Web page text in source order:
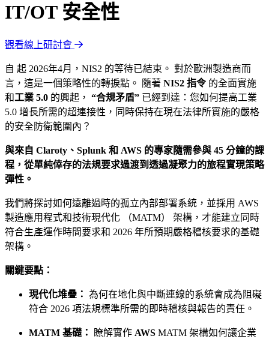
IT/OT 安全性
觀看線上研討會
自 起 2026年4月，NIS2 的等待已結束。 對於歐洲製造商而
言，這是一個策略性的轉捩點。 隨著 NIS2 指令 的全面實施
和工業 5.0 的興起， “合規矛盾” 已經到達：您如何提高工業
5.0 增長所需的超連接性，同時保持在現在法律所實施的嚴格
的安全防衛範圍內？
與來自 Claroty、Splunk 和 AWS 的專家隨需參與 45 分鐘的課
程，從單純倖存的法規要求過渡到透過凝聚力的旅程實現策略
彈性。
我們將探討如何遠離過時的孤立內部部署系統，並採用 AWS
製造應用程式和技術現代化 （MATM） 架構，才能建立同時
符合生產運作時間要求和 2026 年所預期嚴格稽核要求的基礎
架構。
關鍵要點：
現代化堆疊： 為何在地化與中斷連線的系統會成為阻礙
符合 2026 項法規標準所需的即時稽核與報告的責任。
MATM 基礎： 瞭解實作 AWS MATM 架構如何讓企業